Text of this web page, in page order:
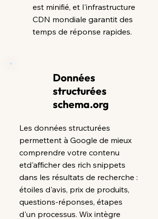
est minifié, et l'infrastructure
CDN mondiale garantit des
temps de réponse rapides.
Données
structurées
schema.org
Les données structurées
permettent à Google de mieux
comprendre votre contenu
etd'afficher des rich snippets
dans les résultats de recherche :
étoiles d'avis, prix de produits,
questions-réponses, étapes
d'un processus. Wix intègre